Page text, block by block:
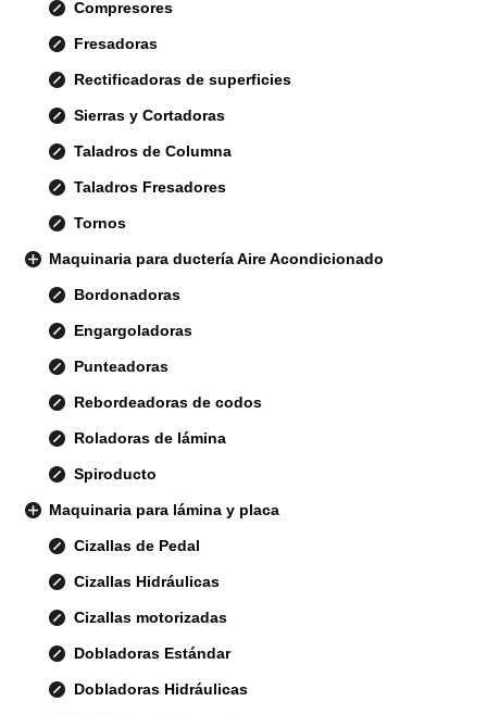
Compresores
Fresadoras
Rectificadoras de superficies
Sierras y Cortadoras
Taladros de Columna
Taladros Fresadores
Tornos
Maquinaria para ductería Aire Acondicionado
Bordonadoras
Engargoladoras
Punteadoras
Rebordeadoras de codos
Roladoras de lámina
Spiroducto
Maquinaria para lámina y placa
Cizallas de Pedal
Cizallas Hidráulicas
Cizallas motorizadas
Dobladoras Estándar
Dobladoras Hidráulicas